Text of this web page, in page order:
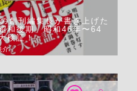
創刊編集長が書き上げた
和後期」昭和46年〜64
検証！
介